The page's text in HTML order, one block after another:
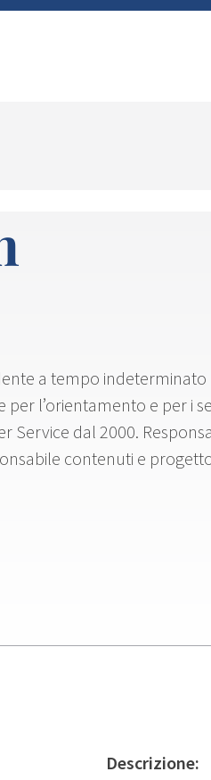
a tempo indeterminato
per l’orientamento e per i
Service dal 2000.
contenuti e
Descrizione: